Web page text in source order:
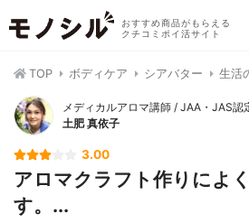
おすすめ商品がもらえる
クチコミポイ活サイト
TOP ボディケア シアバター 生活
メディカルアロマ講師 / JAA・JAS認
土肥 真依子
3.00
アロマクラフト作りによ
す。...